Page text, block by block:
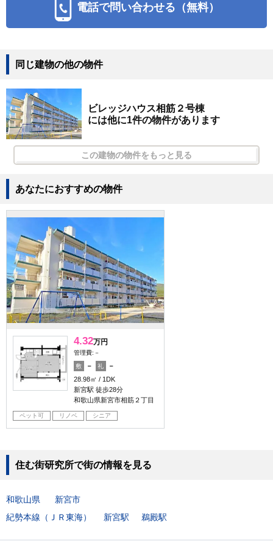
電話で問い合わせる（無料）
同じ建物の他の物件
ビレッジハウス相筋２号棟
には他に1件の物件があります
この建物の物件をもっと見る
あなたにおすすめの物件
4.32万円
管理費:－
敷 － 礼
－
28.98㎡
1DK
新宮駅 徒歩28分
和歌山県新宮市相筋２丁目
ペット可 リノベ シニア
住む街研究所で街の情報を見る
和歌山県
新宮市
紀勢本線（ＪＲ東海）
新宮駅 鵜殿駅